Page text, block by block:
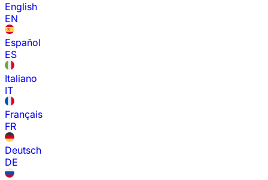
English
EN
Español
ES
Italiano
IT
Français
FR
Deutsch
DE